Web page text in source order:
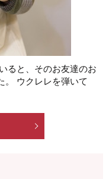
ると、そのお友達のお
。 ウクレレを弾いて